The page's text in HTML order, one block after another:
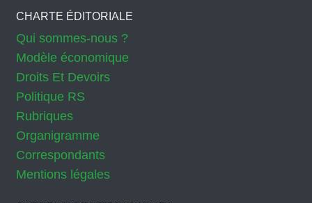
CHARTE ÉDITORIALE
Qui sommes-nous ?
Modèle économique
Droits Et Devoirs
Politique RS
Rubriques
Organigramme
Correspondants
Mentions légales